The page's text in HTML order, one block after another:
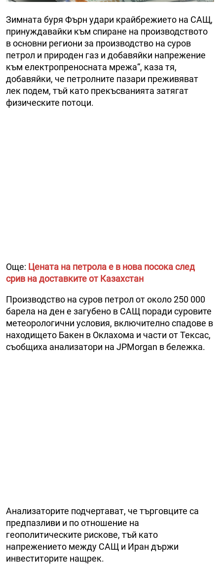
Зимната буря Фърн удари крайбрежието на САЩ,
принуждавайки към спиране на производството
в основни региони за производство на суров
петрол и природен газ и добавяйки напрежение
към електропреносната мрежа“, каза тя,
добавяйки, че петролните пазари преживяват
лек подем, тъй като прекъсванията затягат
физическите потоци.
Още: Цената на петрола е в нова посока след
срив на доставките от Казахстан
Производство на суров петрол от около 250 000
барела на ден е загубено в САЩ поради суровите
метеорологични условия, включително спадове в
находището Бакен в Оклахома и части от Тексас,
съобщиха анализатори на JPMorgan в бележка.
Анализаторите подчертават, че търговците са
предпазливи и по отношение на
геополитическите рискове, тъй като
напрежението между САЩ и Иран държи
инвеститорите нащрек.